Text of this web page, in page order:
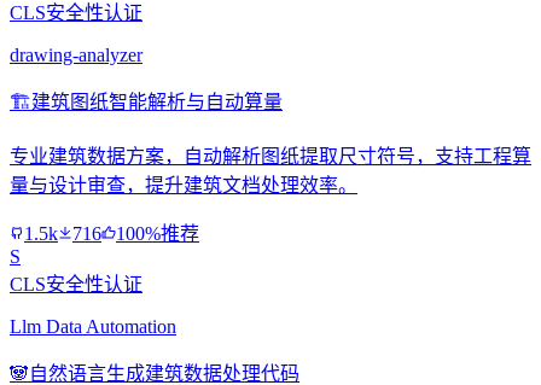
CLS安全性认证
drawing-analyzer
🏗️建筑图纸智能解析与自动算量
专业建筑数据方案，自动解析图纸提取尺寸符号，支持工程算
量与设计审查，提升建筑文档处理效率。
1.5k 716
100%推荐
S
CLS安全性认证
Llm Data Automation
🐼自然语言生成建筑数据处理代码